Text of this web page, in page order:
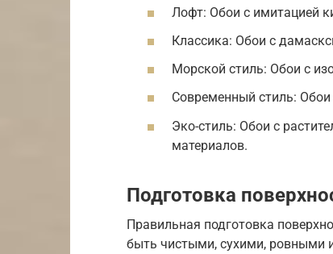
Лофт: Обои с имитацией
Классика: Обои с
Морской стиль: Обои с
Современный стиль:
Эко-стиль: Обои с
материалов.
Подготовка
Правильная подготовка
быть чистыми, сухими, ровными